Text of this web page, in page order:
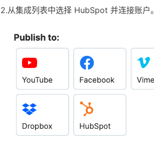
2.从集成列表中选择 HubSpot 并连接账户。